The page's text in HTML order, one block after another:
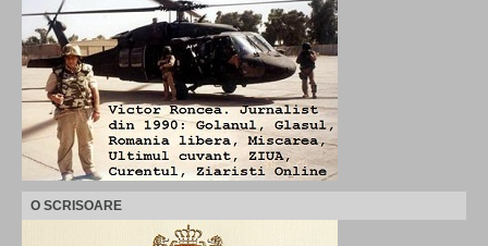
O SCRISOARE